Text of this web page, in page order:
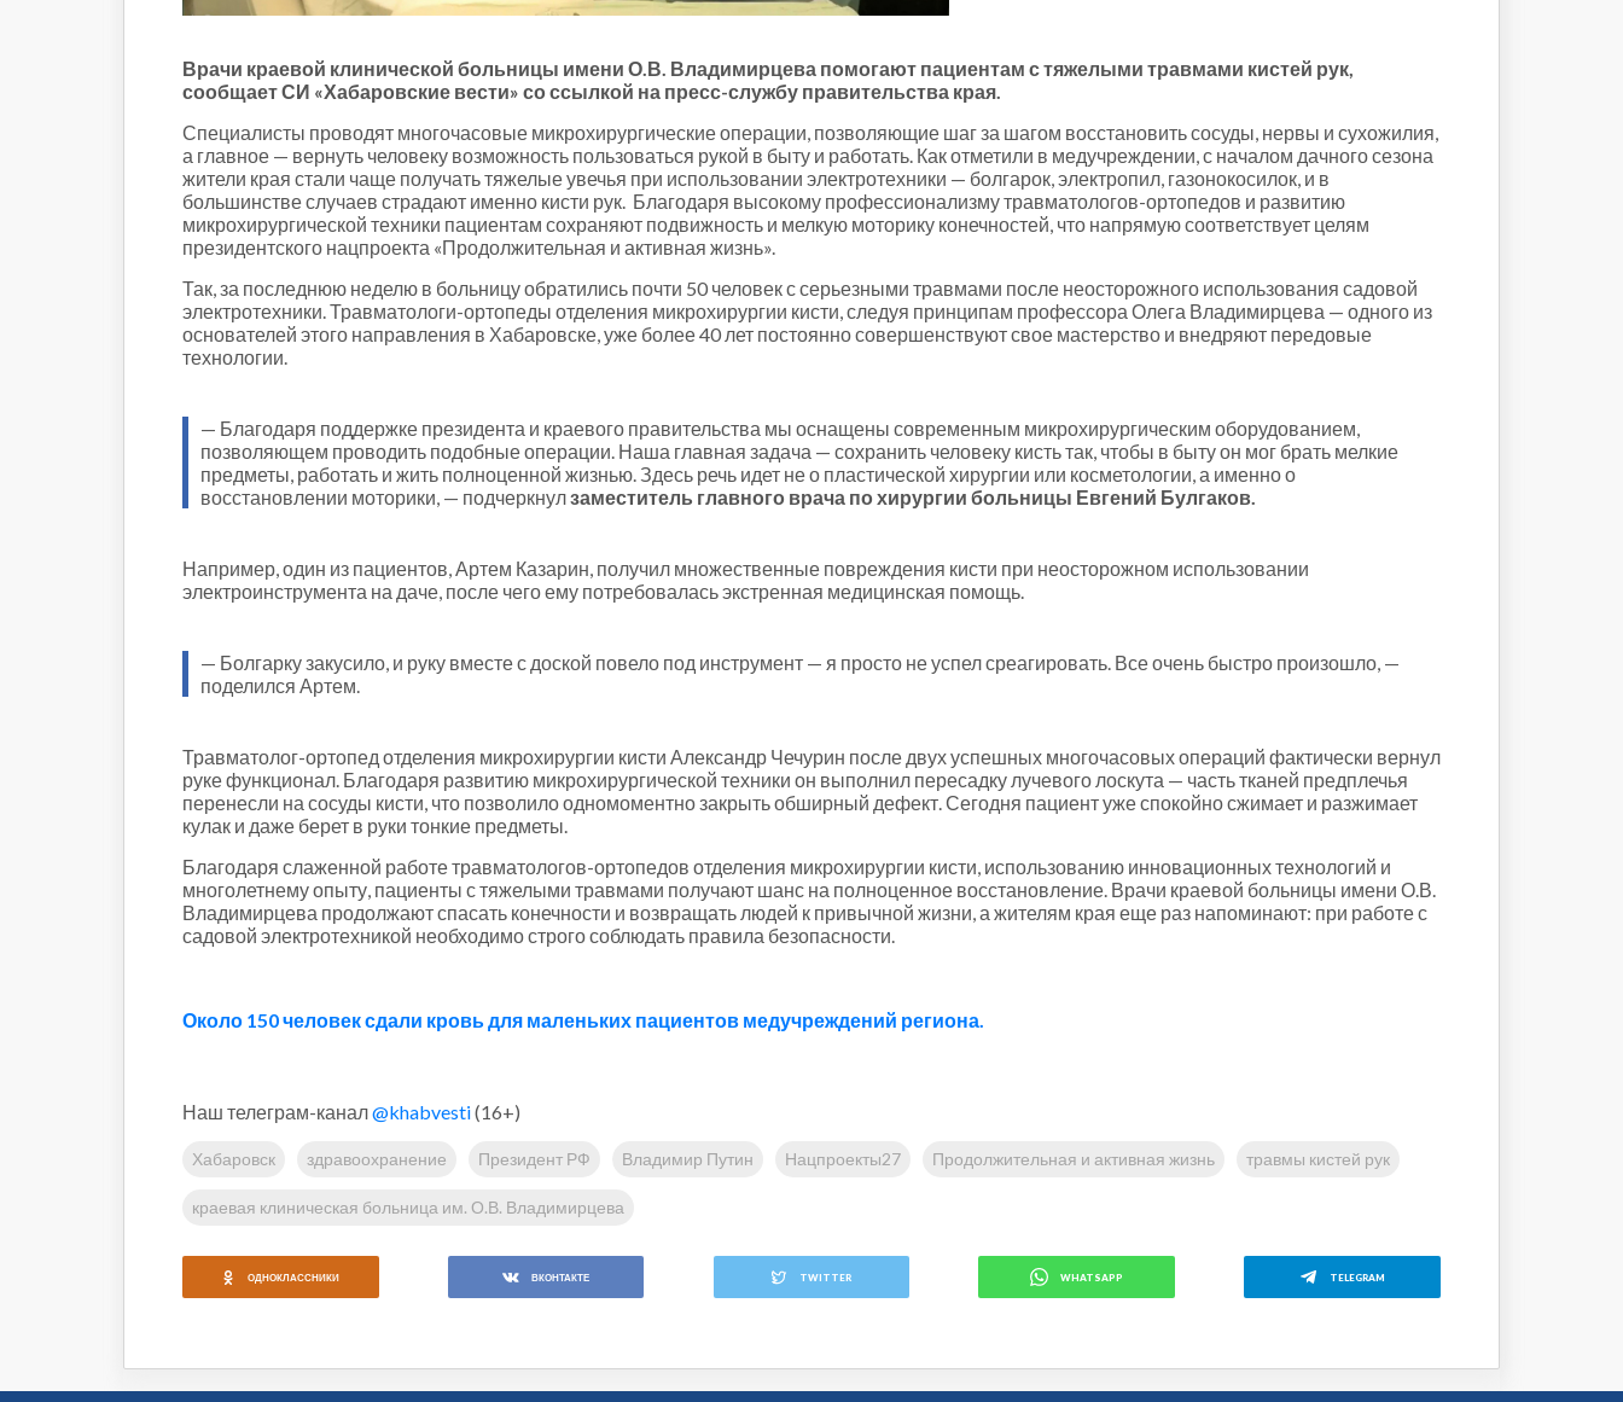
Новогоднее
Паводок-2021
Антифейк
Паводок-2022
Выборы-2022
Врачи краевой клинической больницы имени О.В. Владимирцева помогают пациентам с тяжелыми травмами кистей рук,
сообщает СИ «Хабаровские вести» со ссылкой на пресс-службу правительства края.
Специалисты проводят многочасовые микрохирургические операции, позволяющие шаг за шагом восстановить сосуды, нервы и сухожилия,
а главное — вернуть человеку возможность пользоваться рукой в быту и работать. Как отметили в медучреждении, с началом дачного сезона
жители края стали чаще получать тяжелые увечья при использовании электротехники — болгарок, электропил, газонокосилок, и в
большинстве случаев страдают именно кисти рук. Благодаря высокому профессионализму травматологов-ортопедов и развитию
микрохирургической техники пациентам сохраняют подвижность и мелкую моторику конечностей, что напрямую соответствует целям
президентского нацпроекта «Продолжительная и активная жизнь».
Так, за последнюю неделю в больницу обратились почти 50 человек с серьезными травмами после неосторожного использования садовой
электротехники. Травматологи-ортопеды отделения микрохирургии кисти, следуя принципам профессора Олега Владимирцева — одного из
основателей этого направления в Хабаровске, уже более 40 лет постоянно совершенствуют свое мастерство и внедряют передовые
технологии.
— Благодаря поддержке президента и краевого правительства мы оснащены современным микрохирургическим оборудованием,
позволяющем проводить подобные операции. Наша главная задача — сохранить человеку кисть так, чтобы в быту он мог брать мелкие
предметы, работать и жить полноценной жизнью. Здесь речь идет не о пластической хирургии или косметологии, а именно о
восстановлении моторики, — подчеркнулзаместитель главного врача по хирургии больницы Евгений Булгаков.
Например, один из пациентов, Артем Казарин, получил множественные повреждения кисти при неосторожном использовании
электроинструмента на даче, после чего ему потребовалась экстренная медицинская помощь.
— Болгарку закусило, и руку вместе с доской повело под инструмент — я просто не успел среагировать. Все очень быстро произошло, —
поделился Артем.
Травматолог-ортопед отделения микрохирургии кисти Александр Чечурин после двух успешных многочасовых операций фактически вернул
руке функционал. Благодаря развитию микрохирургической техники он выполнил пересадку лучевого лоскута — часть тканей предплечья
перенесли на сосуды кисти, что позволило одномоментно закрыть обширный дефект. Сегодня пациент уже спокойно сжимает и разжимает
кулак и даже берет в руки тонкие предметы.
Благодаря слаженной работе травматологов-ортопедов отделения микрохирургии кисти, использованию инновационных технологий и
многолетнему опыту, пациенты с тяжелыми травмами получают шанс на полноценное восстановление. Врачи краевой больницы имени О.В.
Владимирцева продолжают спасать конечности и возвращать людей к привычной жизни, а жителям края еще раз напоминают: при работе с
садовой электротехникой необходимо строго соблюдать правила безопасности.
Около 150 человек сдали кровь для маленьких пациентов медучреждений региона.
Наш телеграм-канал@khabvesti(16+)
Хабаровск здравоохранение Президент РФ Владимир Путин Нацпроекты27 Продолжительная и активная жизнь травмы кистей рук
краевая клиническая больница им. О.В. Владимирцева
ОДНОКЛАССНИКИ ВКОНТАКТЕ TWITTER WHATSAPP TELEGRAM